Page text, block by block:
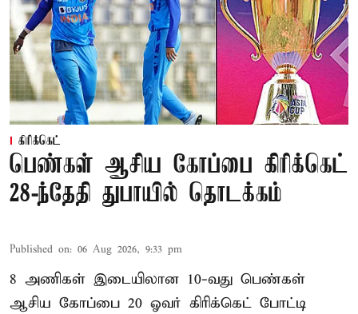
கிரிக்கெட்
பெண்கள் ஆசிய கோப்பை கிரிக்கெட்
28-ந்தேதி துபாயில் தொடக்கம்
Published on: 06 Aug 2026, 9:33 pm
8 அணிகள் இடையிலான 10-வது பெண்கள்
ஆசிய கோப்பை 20 ஓவர் கிரிக்கெட் போட்டி